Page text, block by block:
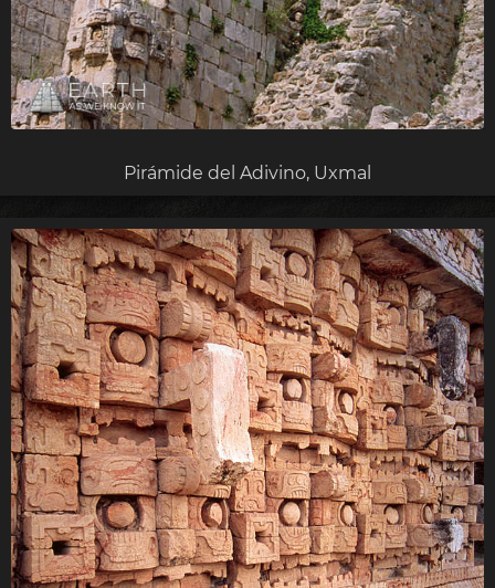
Pirámide del Adivino, Uxmal